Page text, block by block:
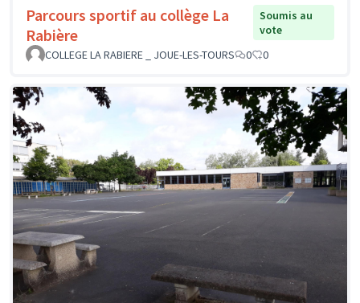
Parcours sportif au collège La
Rabière
Soumis au
vote
COLLEGE LA RABIERE _ JOUE-LES-TOURS
0 0